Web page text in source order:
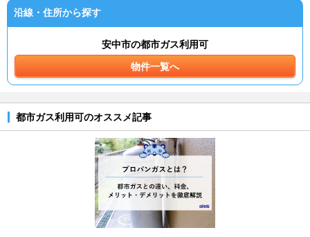
沿線・住所から探す
安中市の都市ガス利用可
物件一覧へ
都市ガス利用可のオススメ記事